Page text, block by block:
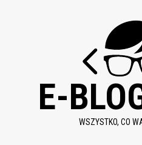
E-
WSZYSTKO, CO